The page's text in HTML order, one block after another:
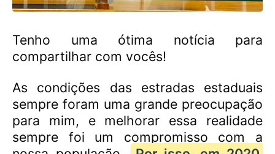
Tenho uma ótima notícia para
compartilhar com vocês!
As condições das estradas estaduais
sempre foram uma grande preocupação
para mim, e melhorar essa realidade
sempre foi um compromisso com a